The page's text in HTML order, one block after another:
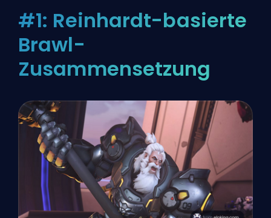
#1: Reinhardt-basierte
Brawl-
Zusammensetzung